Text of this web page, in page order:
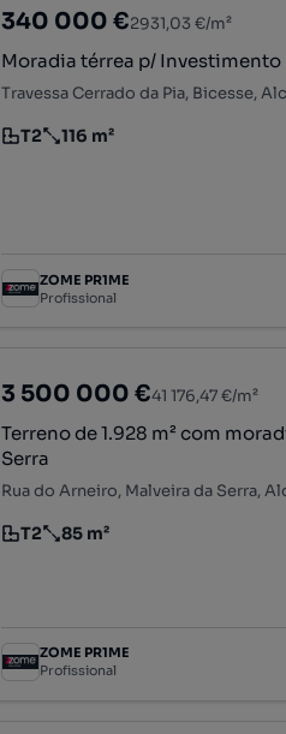
340 000 €2931,03 €/m²
Moradia térrea p/
Travessa Cerrado da Pia, Bicesse,
Tipologia
T2
Preço por metro quadrado
116 m²
ZOME PR1ME
Profissional
3 500 000 €41 176,47 €/m²
Terreno de 1.928 m² com
Serra
Rua do Arneiro, Malveira da Serra,
Tipologia
T2
Preço por metro quadrado
85 m²
ZOME PR1ME
Profissional